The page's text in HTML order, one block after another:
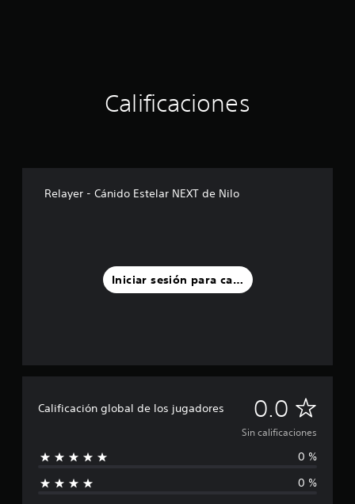
Calificaciones
Relayer - Cánido Estelar NEXT de Nilo
Iniciar sesión para calificar
Calificación global de los jugadores 0.0 S
i
n
c
Sin calificaciones
0 %
0 %